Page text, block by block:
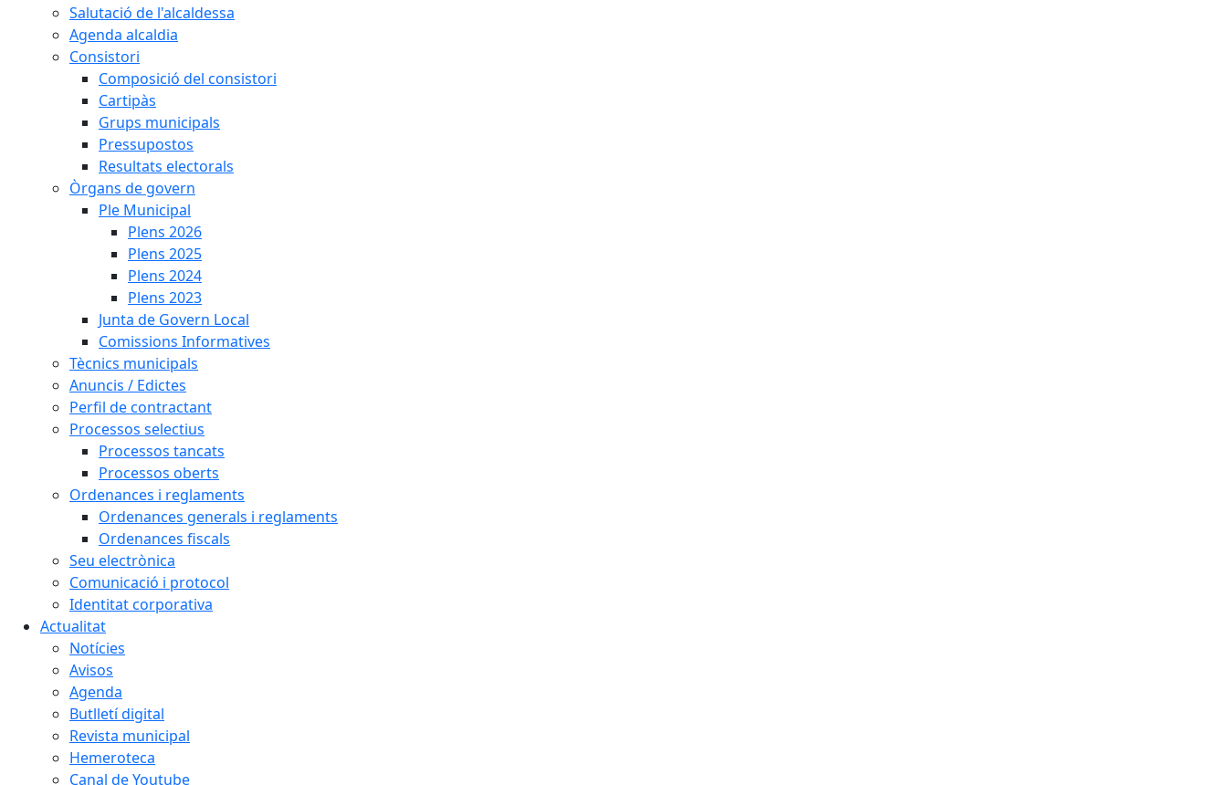
Salutació de l'alcaldessa
Agenda alcaldia
Consistori
Composició del consistori
Cartipàs
Grups municipals
Pressupostos
Resultats electorals
Òrgans de govern
Ple Municipal
Plens 2026
Plens 2025
Plens 2024
Plens 2023
Junta de Govern Local
Comissions Informatives
Tècnics municipals
Anuncis / Edictes
Perfil de contractant
Processos selectius
Processos tancats
Processos oberts
Ordenances i reglaments
Ordenances generals i reglaments
Ordenances fiscals
Seu electrònica
Comunicació i protocol
Identitat corporativa
Actualitat
Notícies
Avisos
Agenda
Butlletí digital
Revista municipal
Hemeroteca
Canal de Youtube